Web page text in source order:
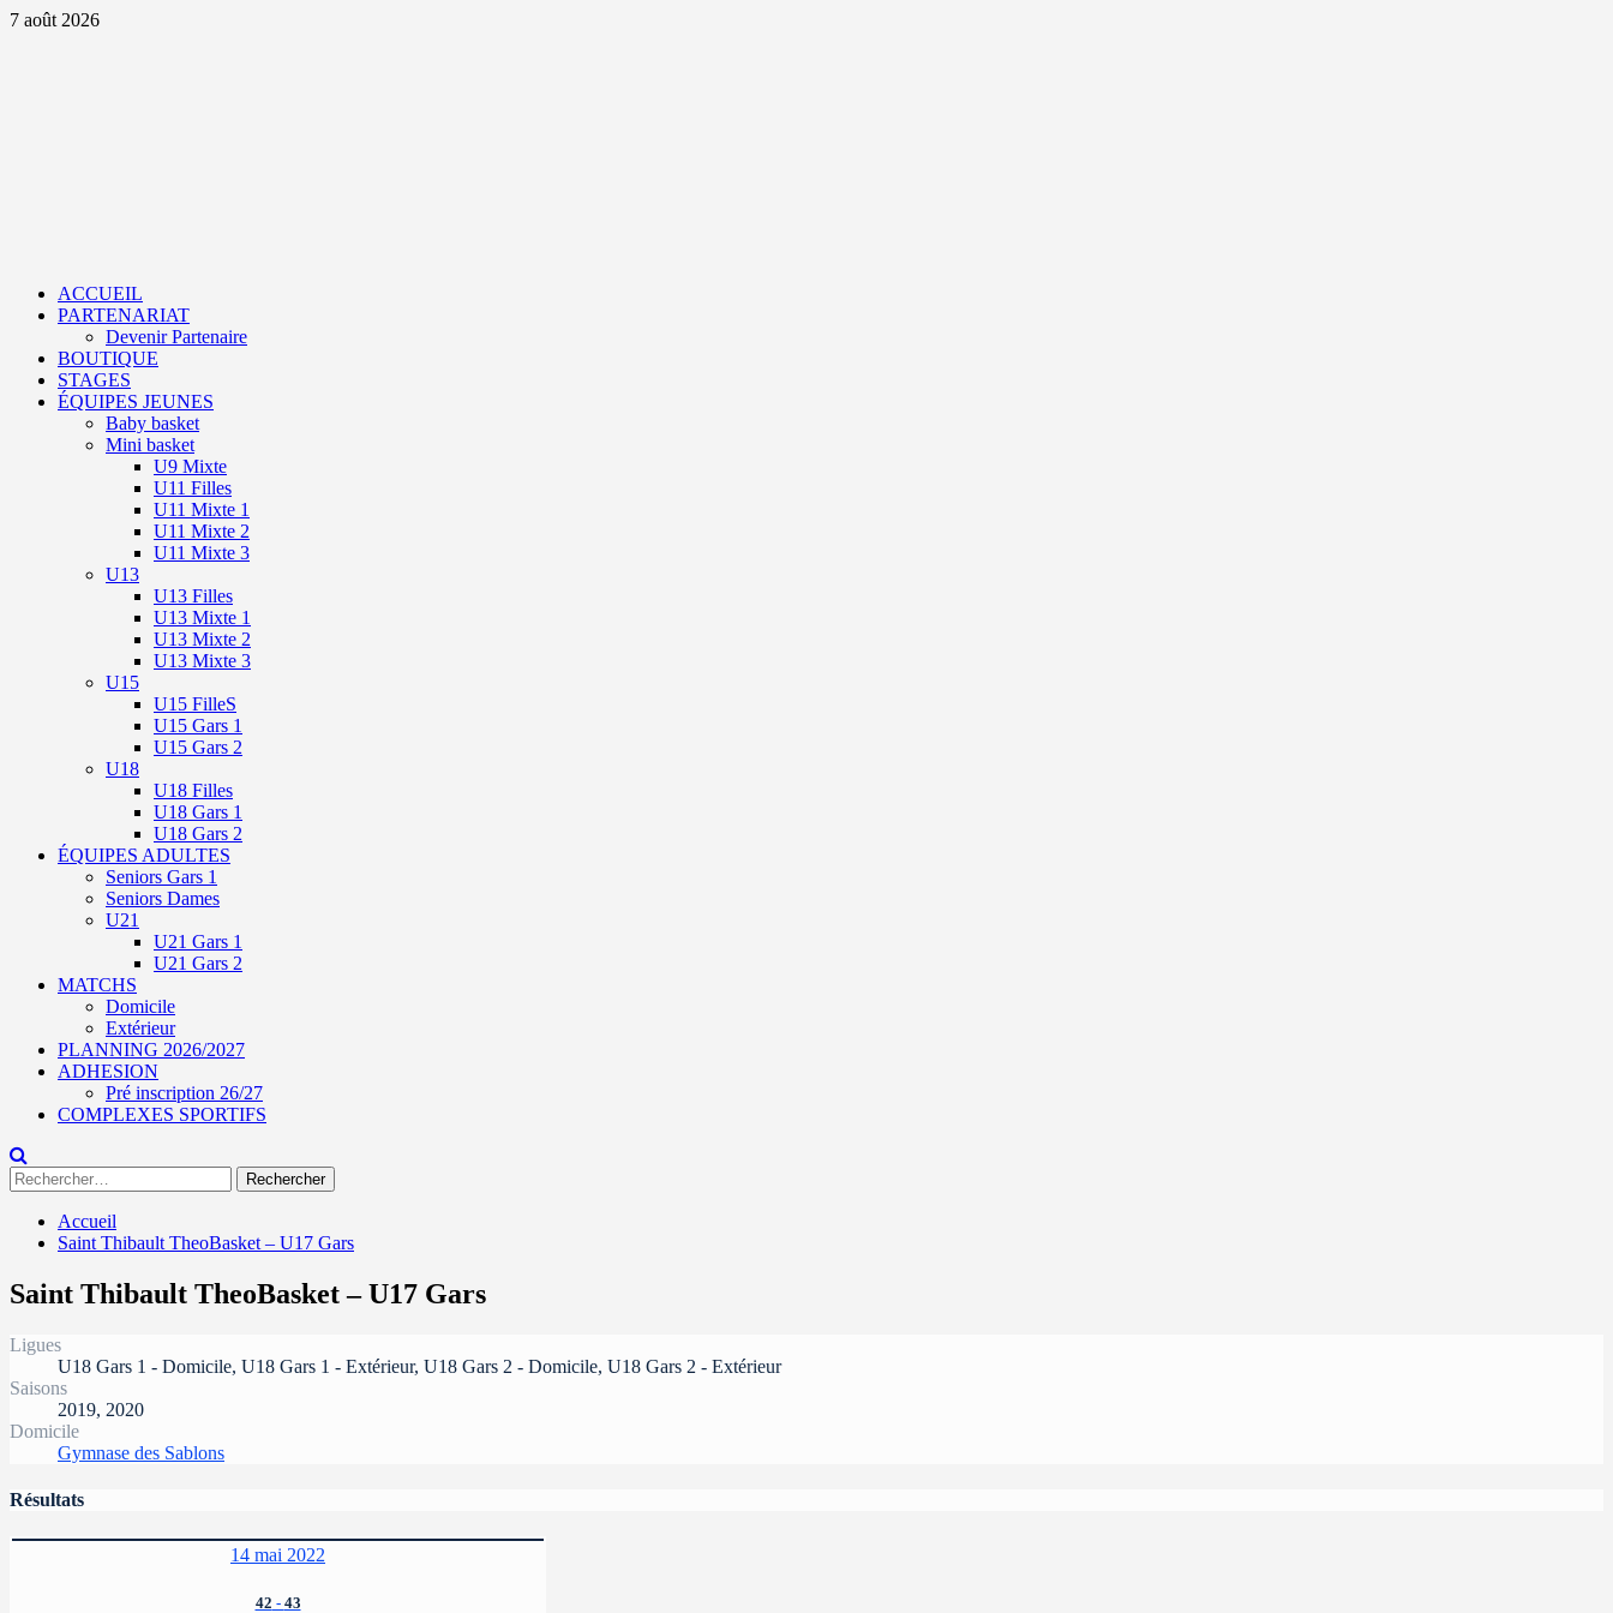
Aller
7 août 2026
ACCUEIL
PARTENARIAT
Devenir Partenaire
BOUTIQUE
STAGES
ÉQUIPES JEUNES
Baby basket
Mini basket
U9 Mixte
U11 Filles
U11 Mixte 1
U11 Mixte 2
U11 Mixte 3
U13
U13 Filles
U13 Mixte 1
U13 Mixte 2
U13 Mixte 3
U15
U15 FilleS
U15 Gars 1
U15 Gars 2
U18
U18 Filles
U18 Gars 1
U18 Gars 2
ÉQUIPES ADULTES
Seniors Gars 1
Seniors Dames
U21
U21 Gars 1
U21 Gars 2
MATCHS
Domicile
Extérieur
PLANNING 2026/2027
ADHESION
Pré inscription 26/27
COMPLEXES SPORTIFS
Rechercher :
Accueil
Saint Thibault TheoBasket – U17 Gars
Saint Thibault TheoBasket – U17 Gars
Ligues
U18 Gars 1 - Domicile, U18 Gars 1 - Extérieur, U18 Gars 2 - Domicile, U18 Gars 2 - Extérieur
Saisons
2019, 2020
Domicile
Gymnase des Sablons
Résultats
14 mai 2022
42 - 43